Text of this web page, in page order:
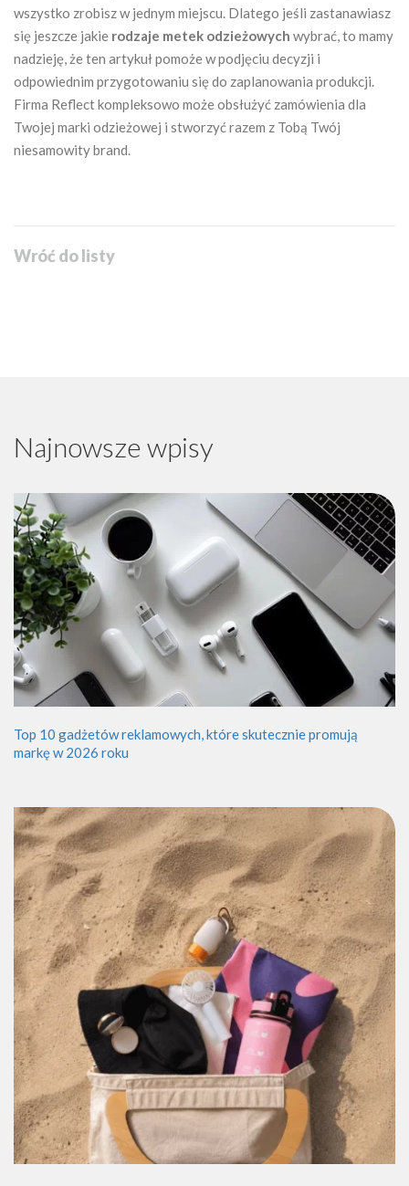
wszystko zrobisz w jednym miejscu. Dlatego jeśli zastanawiasz
się jeszcze jakie rodzaje metek odzieżowych wybrać, to mamy
nadzieję, że ten artykuł pomoże w podjęciu decyzji i
odpowiednim przygotowaniu się do zaplanowania produkcji.
Firma Reflect kompleksowo może obsłużyć zamówienia dla
Twojej marki odzieżowej i stworzyć razem z Tobą Twój
niesamowity brand.
Wróć do listy
Najnowsze wpisy
Top 10 gadżetów reklamowych, które skutecznie promują
markę w 2026 roku